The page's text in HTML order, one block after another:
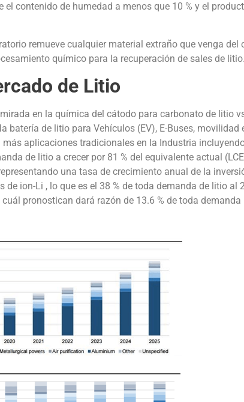
contenido de humedad a menos que 10 % y el
remueve cualquier material extraño que venga del
químico para la recuperación de sales de litio.
de Litio
en la química del cátodo para carbonato de litio
de litio para Vehículos (EV), E-Buses, movilidad
aplicaciones tradicionales en la Industria
de litio a crecer por 81 % del equivalente actual
una tasa de crecimiento anual de la
ion-Li , lo que es el 38 % de toda demanda de litio al
pronostican dará razón de 13.6 % de toda